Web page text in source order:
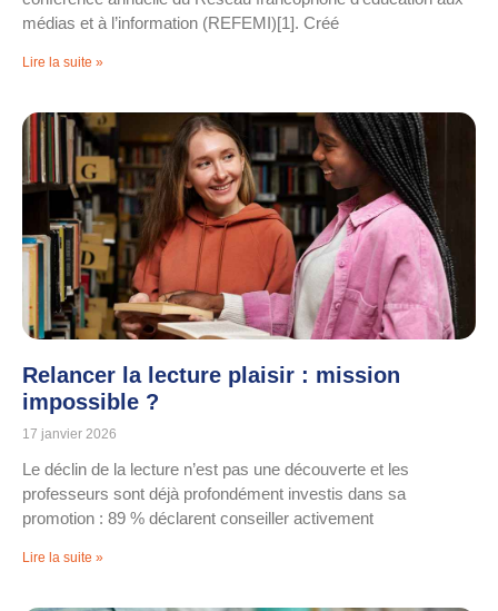
médias et à l’information (REFEMI)[1]. Créé
Lire la suite »
Relancer la lecture plaisir : mission
impossible ?
17 janvier 2026
Le déclin de la lecture n’est pas une découverte et les
professeurs sont déjà profondément investis dans sa
promotion : 89 % déclarent conseiller activement
Lire la suite »